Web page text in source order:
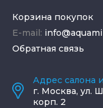
Корзина покупок
E-mail:
Обратная связь
Адрес салона
г. Москва, ул.
корп. 2